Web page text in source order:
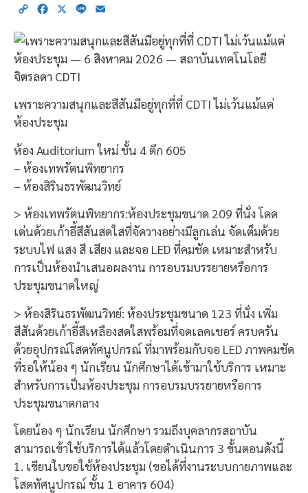
Copy Facebook
X Line
เพราะความสนุกและสีสันมีอยู่ทุกที่ที่ CDTI ไม่เว้นแม้แต่
ห้องประชุม
ห้อง Auditorium ใหม่ ชั้น 4 ตึก 605
– ห้องเทพรัตนพิทยากร
– ห้องสิรินธรพัฒนวิทย์
> ห้องเทพรัตนพิทยากร:ห้องประชุมขนาด 209 ที่นั่ง โดด
เด่นด้วยเก้าอี้สีสันสดใสที่จัดวางอย่างมีลูกเล่น จัดเต็มด้วย
ระบบไฟ แสง สี เสียง และจอ LED ที่คมชัด เหมาะสำหรับ
การเป็นห้องนำเสนอผลงาน การอบรมบรรยายหรือการ
ประชุมขนาดใหญ่
> ห้องสิรินธรพัฒนวิทย์: ห้องประชุมขนาด 123 ที่นั่ง เพิ่ม
สีสันด้วยเก้าอี้สีเหลืองสดใสพร้อมที่จดเลคเชอร์ ครบครัน
ด้วยอุปกรณ์โสตทัศนูปกรณ์ ที่มาพร้อมกับจอ LED ภาพคมชัด
ที่รอให้น้อง ๆ นักเรียน นักศึกษาได้เข้ามาใช้บริการ เหมาะ
สำหรับการเป็นห้องประชุม การอบรมบรรยายหรือการ
ประชุมขนาดกลาง
โดยน้อง ๆ นักเรียน นักศึกษา รวมถึงบุคลากรสถาบัน
สามารถเข้าใช้บริการได้แล้วโดยดำเนินการ 3 ขั้นตอนดังนี้
1. เขียนใบขอใช้ห้องประชุม (ขอได้ที่งานระบบกายภาพและ
โสตทัศนูปกรณ์ ชั้น 1 อาคาร 604)